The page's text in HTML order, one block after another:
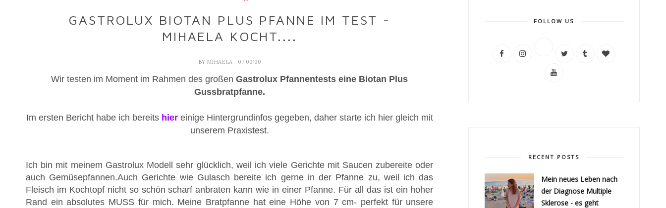
GASTROLUX BIOTAN PLUS PFANNE IM TEST -
MIHAELA KOCHT....
BY MIHAELA - 07:00:00
Wir testen im Moment im Rahmen des großenGastrolux Pfannentests eine Biotan Plus
Gussbratpfanne.
Im ersten Bericht habe ich bereits hier einige Hintergrundinfos gegeben, daher starte ich hier gleich mit
unserem Praxistest.
Ich bin mit meinem Gastrolux Modell sehr glücklich, weil ich viele Gerichte mit Saucen zubereite oder
auch Gemüsepfannen.Auch Gerichte wie Gulasch bereite ich gerne in der Pfanne zu, weil ich das
Fleisch im Kochtopf nicht so schön scharf anbraten kann wie in einer Pfanne. Für all das ist ein hoher
Rand ein absolutes MUSS für mich. Meine Bratpfanne hat eine Höhe von 7 cm- perfekt für unsere
FOLLOW US
RECENT POSTS
Mein neues Leben nach
der Diagnose Multiple
Sklerose - es geht